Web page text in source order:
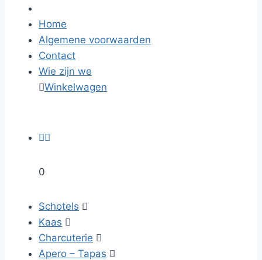
Home
Algemene voorwaarden
Contact
Wie zijn we
Winkelwagen

0
Schotels 
Kaas 
Charcuterie 
Apero – Tapas 